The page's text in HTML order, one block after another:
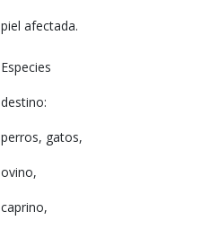
piel afectada.
Especies
destino:
perros, gatos,
ovino,
caprino,